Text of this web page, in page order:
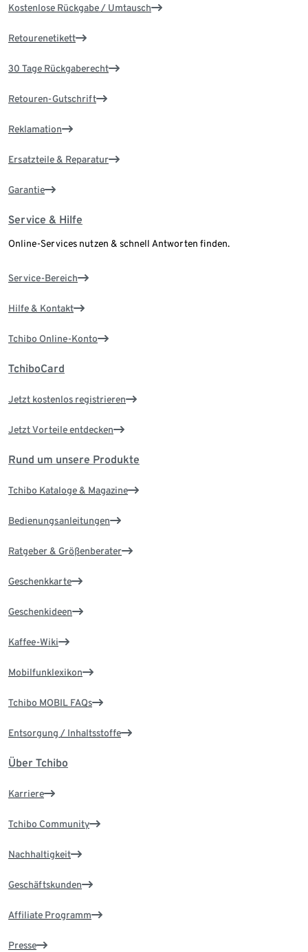
Kostenlose Rückgabe / Umtausch
Retourenetikett
30 Tage Rückgaberecht
Retouren-Gutschrift
Reklamation
Ersatzteile & Reparatur
Garantie
Service & Hilfe
Online-Services nutzen & schnell Antworten finden.
Service-Bereich
Hilfe & Kontakt
Tchibo Online-Konto
TchiboCard
Jetzt kostenlos registrieren
Jetzt Vorteile entdecken
Rund um unsere Produkte
Tchibo Kataloge & Magazine
Bedienungsanleitungen
Ratgeber & Größenberater
Geschenkkarte
Geschenkideen
Kaffee-Wiki
Mobilfunklexikon
Tchibo MOBIL FAQs
Entsorgung / Inhaltsstoffe
Über Tchibo
Karriere
Tchibo Community
Nachhaltigkeit
Geschäftskunden
Affiliate Programm
Presse